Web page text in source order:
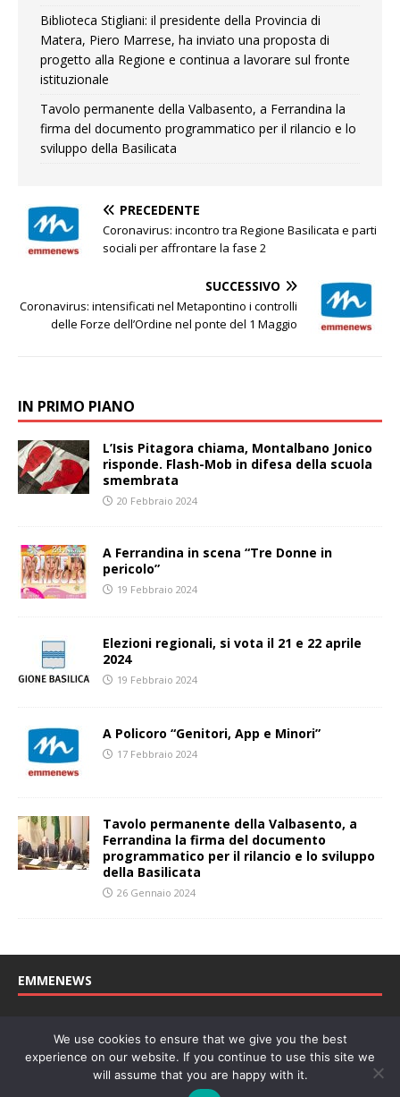
Biblioteca Stigliani: il presidente della Provincia di
Matera, Piero Marrese, ha inviato una proposta di
progetto alla Regione e continua a lavorare sul fronte
istituzionale
Tavolo permanente della Valbasento, a Ferrandina la
firma del documento programmatico per il rilancio e lo
sviluppo della Basilicata
PRECEDENTE
Coronavirus: incontro tra Regione Basilicata e parti
sociali per affrontare la fase 2
SUCCESSIVO
Coronavirus: intensificati nel Metapontino i controlli
delle Forze dell’Ordine nel ponte del 1 Maggio
IN PRIMO PIANO
L’Isis Pitagora chiama, Montalbano Jonico
risponde. Flash-Mob in difesa della scuola
smembrata
20 Febbraio 2024
A Ferrandina in scena “Tre Donne in
pericolo”
19 Febbraio 2024
Elezioni regionali, si vota il 21 e 22 aprile
2024
19 Febbraio 2024
A Policoro “Genitori, App e Minori”
17 Febbraio 2024
Tavolo permanente della Valbasento, a
Ferrandina la firma del documento
programmatico per il rilancio e lo sviluppo
della Basilicata
26 Gennaio 2024
EMMENEWS
27/04/2011. Direttore Responsabile: Concetta Monzo, Editore: Deah
soc. coop. P. Iva: 01219430772
We use cookies to ensure that we give you the best
experience on our website. If you continue to use this site we
will assume that you are happy with it.